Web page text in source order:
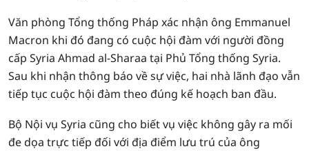
Văn phòng Tổng thống Pháp xác nhận ông Emmanuel
Macron khi đó đang có cuộc hội đàm với người đồng
cấp Syria Ahmad al-Sharaa tại Phủ Tổng thống Syria.
Sau khi nhận thông báo về sự việc, hai nhà lãnh đạo vẫn
tiếp tục cuộc hội đàm theo đúng kế hoạch ban đầu.
Bộ Nội vụ Syria cũng cho biết vụ việc không gây ra mối
đe dọa trực tiếp đối với địa điểm lưu trú của ông